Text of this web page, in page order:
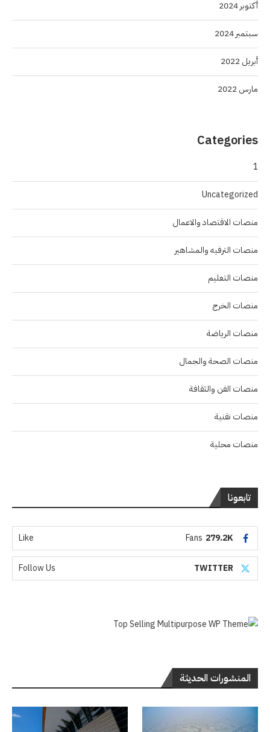
أكتوبر 2024
سبتمبر 2024
أبريل 2022
مارس 2022
Categories
1
Uncategorized
منصات الاقتصاد والاعمال
منصات الترفيه والمشاهير
منصات التعليم
منصات الخرج
منصات الرياضة
منصات الصحة والجمال
منصات الفن والثقافة
منصات تقنية
منصات محلية
تابعونا
279.2K
Fans
Like
TWITTER
Follow Us
المنشورات الحديثة